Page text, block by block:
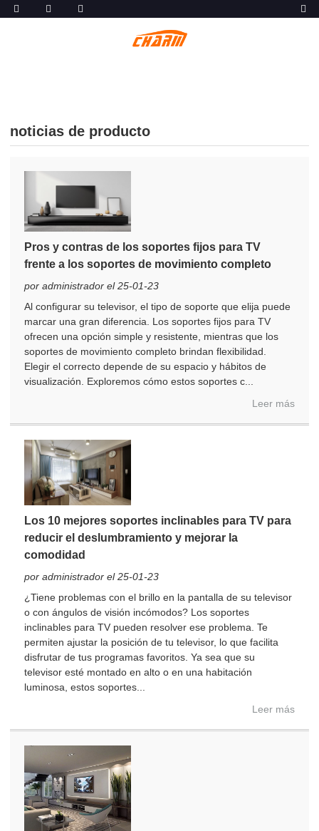
noticias de producto
Pros y contras de los soportes fijos para TV
frente a los soportes de movimiento completo
por administrador el 25-01-23
Al configurar su televisor, el tipo de soporte que elija puede
marcar una gran diferencia. Los soportes fijos para TV
ofrecen una opción simple y resistente, mientras que los
soportes de movimiento completo brindan flexibilidad.
Elegir el correcto depende de su espacio y hábitos de
visualización. Exploremos cómo estos soportes c...
Leer más
Los 10 mejores soportes inclinables para TV para
reducir el deslumbramiento y mejorar la
comodidad
por administrador el 25-01-23
¿Tiene problemas con el brillo en la pantalla de su televisor
o con ángulos de visión incómodos? Los soportes
inclinables para TV pueden resolver ese problema. Te
permiten ajustar la posición de tu televisor, lo que facilita
disfrutar de tus programas favoritos. Ya sea que su
televisor esté montado en alto o en una habitación
luminosa, estos soportes...
Leer más